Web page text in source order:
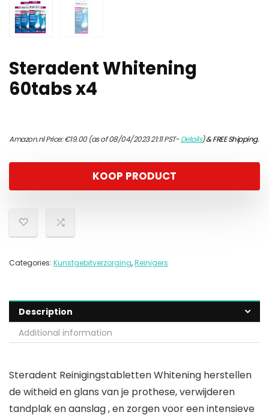
Steradent Whitening
60tabs x4
Amazon.nl Price:€19.00(as of 08/04/2023 21:11 PST-Details)&FREE Shipping.
KOOP PRODUCT
Categories: Kunstgebitverzorging,Reinigers
Description
Additional information
Steradent Reinigingstabletten Whitening herstellen
de witheid en glans van je prothese, verwijderen
tandplak en aanslag , en zorgen voor een intensieve